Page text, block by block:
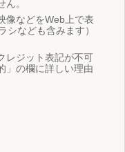
。
像などをWeb上で表
シなども含みます）
レジット表記が不可
」の欄に詳しい理由